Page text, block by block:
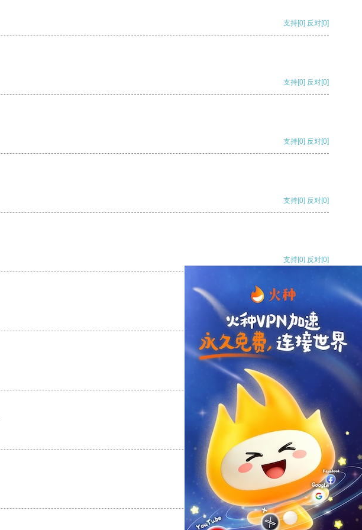
支持[0] 反对[0]
支持[0] 反对[0]
支持[0] 反对[0]
支持[0] 反对[0]
支持[0] 反对[0]
支持[0] 反对
支持
反对 [0]
支持[0] 反对[0]